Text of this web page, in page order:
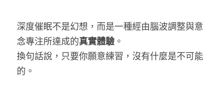
深度催眠不是幻想，而是一種經由腦波調整與意
念專注所達成的真實體驗 。
換句話說，只要你願意練習，沒有什麼是不可能
的。